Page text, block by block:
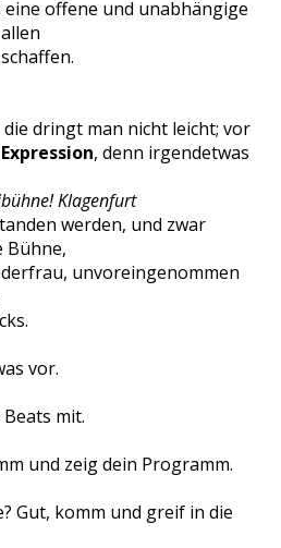
eine offene und unabhängige
dringt man nicht leicht; vor
Expression, denn irgendetwas
Klagenfurt
werden, und zwar
Bühne,
unvoreingenommen
vor.
mit.
und zeig dein Programm.
Gut, komm und greif in die